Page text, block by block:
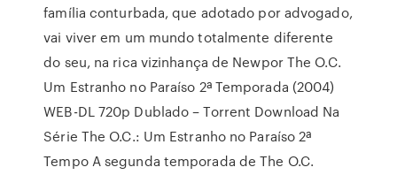
família conturbada, que adotado por advogado,
vai viver em um mundo totalmente diferente
do seu, na rica vizinhança de Newpor The O.C.
Um Estranho no Paraíso 2ª Temporada (2004)
WEB-DL 720p Dublado – Torrent Download Na
Série The O.C.: Um Estranho no Paraíso 2ª
Tempo A segunda temporada de The O.C.